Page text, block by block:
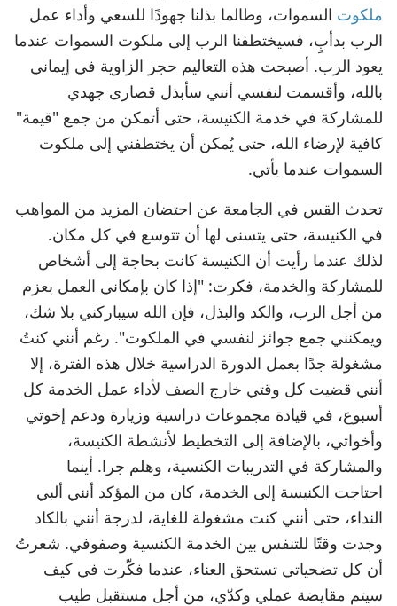
ملكوت السموات، وطالما بذلنا جهودًا للسعي وأداء عمل
الرب بدأبٍ، فسيختطفنا الرب إلى ملكوت السموات عندما
يعود الرب. أصبحت هذه التعاليم حجر الزاوية في إيماني
بالله، وأقسمت لنفسي أنني سأبذل قصارى جهدي
للمشاركة في خدمة الكنيسة، حتى أتمكن من جمع "قيمة"
كافية لإرضاء الله، حتى يُمكن أن يختطفني إلى ملكوت
السموات عندما يأتي.
تحدث القس في الجامعة عن احتضان المزيد من المواهب
في الكنيسة، حتى يتسنى لها أن تتوسع في كل مكان.
لذلك عندما رأيت أن الكنيسة كانت بحاجة إلى أشخاص
للمشاركة والخدمة، فكرت: "إذا كان بإمكاني العمل بعزم
من أجل الرب، والكد والبذل، فإن الله سيباركني بلا شك،
ويمكنني جمع جوائز لنفسي في الملكوت". رغم أنني كنتُ
مشغولة جدًا بعمل الدورة الدراسية خلال هذه الفترة، إلا
أنني قضيت كل وقتي خارج الصف لأداء عمل الخدمة كل
أسبوع، في قيادة مجموعات دراسية وزيارة ودعم إخوتي
وأخواتي، بالإضافة إلى التخطيط لأنشطة الكنيسة،
والمشاركة في التدريبات الكنسية، وهلم جرا. أينما
احتاجت الكنيسة إلى الخدمة، كان من المؤكد أنني ألبي
النداء، حتى أنني كنت مشغولة للغاية، لدرجة أنني بالكاد
وجدت وقتًا للتنفس بين الخدمة الكنسية وصفوفي. شعرتُ
أن كل تضحياتي تستحق العناء، عندما فكّرت في كيف
سيتم مقايضة عملي وكدّي، من أجل مستقبل طيب